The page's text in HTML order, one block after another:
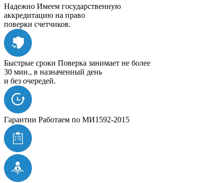
Надежно Имеем государственную
аккредитацию на право
поверки счетчиков.
Быстрые сроки Поверка занимает не более
30 мин., в назначенный день
и без очередей.
Гарантии Работаем по МИ1592-2015